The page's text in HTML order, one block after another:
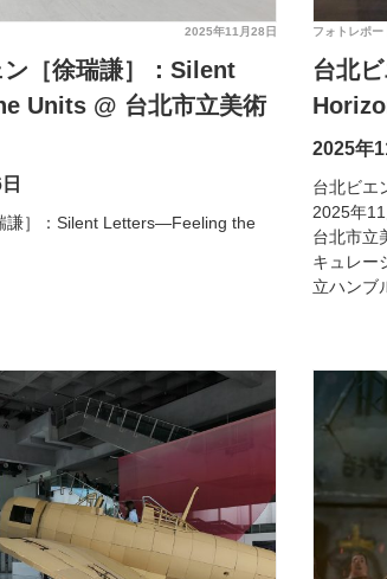
2025年11月28日
［徐瑞謙］：Silent
Units @ 台北市立美術
謙］：Silent Letters—Feeling the
フォトレポー
台北
2025年
台北ビエ
2025年
台北市立
キュレー
立ハンブ